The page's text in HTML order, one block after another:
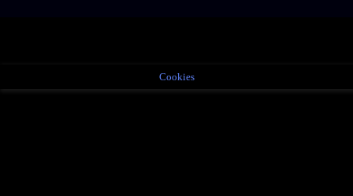
Cookies